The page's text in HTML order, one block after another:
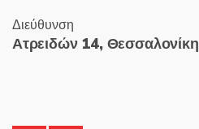
Διεύθυνση
Ατρειδών 14, Θεσσαλονίκη